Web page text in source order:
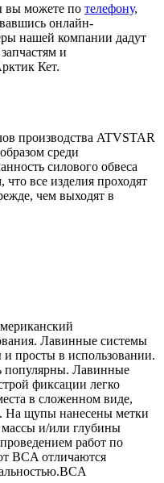
вы можете по телефону,
онлайн-
нашей компании дадут
и
Кет.
производства ATVSTAR
среди
силового обвеса
что все изделия проходят
чем выходят в
Лавинные системы
просты в использовании.
Лавинные
фиксации легко
в сложенном виде,
На щупы нанесены метки
и/или глубины
работ по
BCA отличаются